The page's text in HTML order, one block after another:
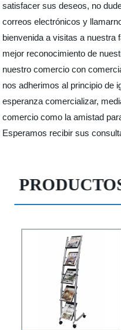
satisfacer sus deseos, no
correos electrónicos y
bienvenida a visitas a nuestra
mejor reconocimiento de
nuestro comercio con
nos adherimos al principio de
esperanza comercializar,
comercio como la amistad
Esperamos recibir sus